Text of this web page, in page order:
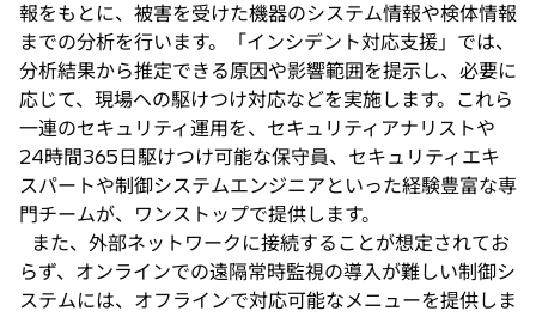
報をもとに、被害を受けた機器のシステム情報や検体情報
までの分析を行います。「インシデント対応支援」では、
分析結果から推定できる原因や影響範囲を提示し、必要に
応じて、現場への駆けつけ対応などを実施します。これら
一連のセキュリティ運用を、セキュリティアナリストや
24時間365日駆けつけ可能な保守員、セキュリティエキ
スパートや制御システムエンジニアといった経験豊富な専
門チームが、ワンストップで提供します。
また、外部ネットワークに接続することが想定されてお
らず、オンラインでの遠隔常時監視の導入が難しい制御シ
ステムには、オフラインで対応可能なメニューを提供しま